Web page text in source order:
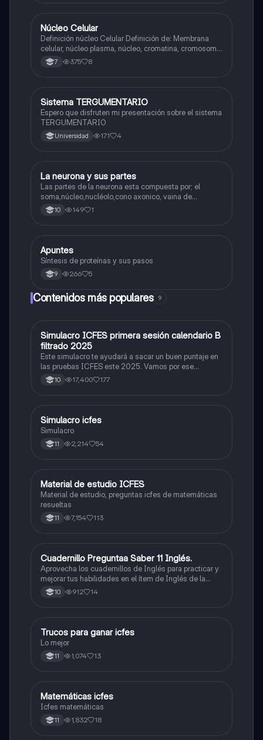
Biologia
Núcleo Celular
Definición núcleo Celular Definición de: Membrana
celular, núcleo plasma, núcleo, cromatina, cromosoma
Interfase Fases de la interfase
7 375 8
Biologia
Sistema TERGUMENTARIO
Espero que disfruten mi presentación sobre el sistema
TERGUMENTARIO
Universidad 171 4
Biologia
La neurona y sus partes
Las partes de la neurona esta compuesta por; el
soma,núcleo,nucléolo,cono axonico, vaina de
mielina,celula schwan,núcleo de schwann,nódulo de
Ranvier,terminal axonico Arborizacion terminal, botón
10 149 1
Biologia
Apuntes
Síntesis de proteínas y sus pasos
9 266 5
Contenidos más populares 9
ICFES: Matemáticas
Simulacro ICFES primera sesión calendario B
filtrado 2025
Este simulacro te ayudará a sacar un buen puntaje en
las pruebas ICFES este 2025. Vamos por ese
500/500. Y poder ser admitido en la universidad que
quieras, estudiar la carrera que quieres y no la que te
10 17,400 177
ICFES: Lectura Crítica
Simulacro icfes
Simulacro
11 2,214 54
ICFES: Matemáticas
Material de estudio ICFES
Material de estudio, preguntas icfes de matemáticas
resueltas
11 7,154 113
ICFES: Inglés
Cuadernillo Preguntaa Saber 11 Inglés.
Aprovecha los cuadernillos de Inglés para practicar y
mejorar tus habilidades en el ítem de Inglés de la
Prueba Saber 11. 🫡
10 912 14
Química
Trucos para ganar icfes
Lo mejor
11 1,074 13
ICFES: Matemáticas
Matemáticas icfes
Icfes matemáticas
11 1,832 18